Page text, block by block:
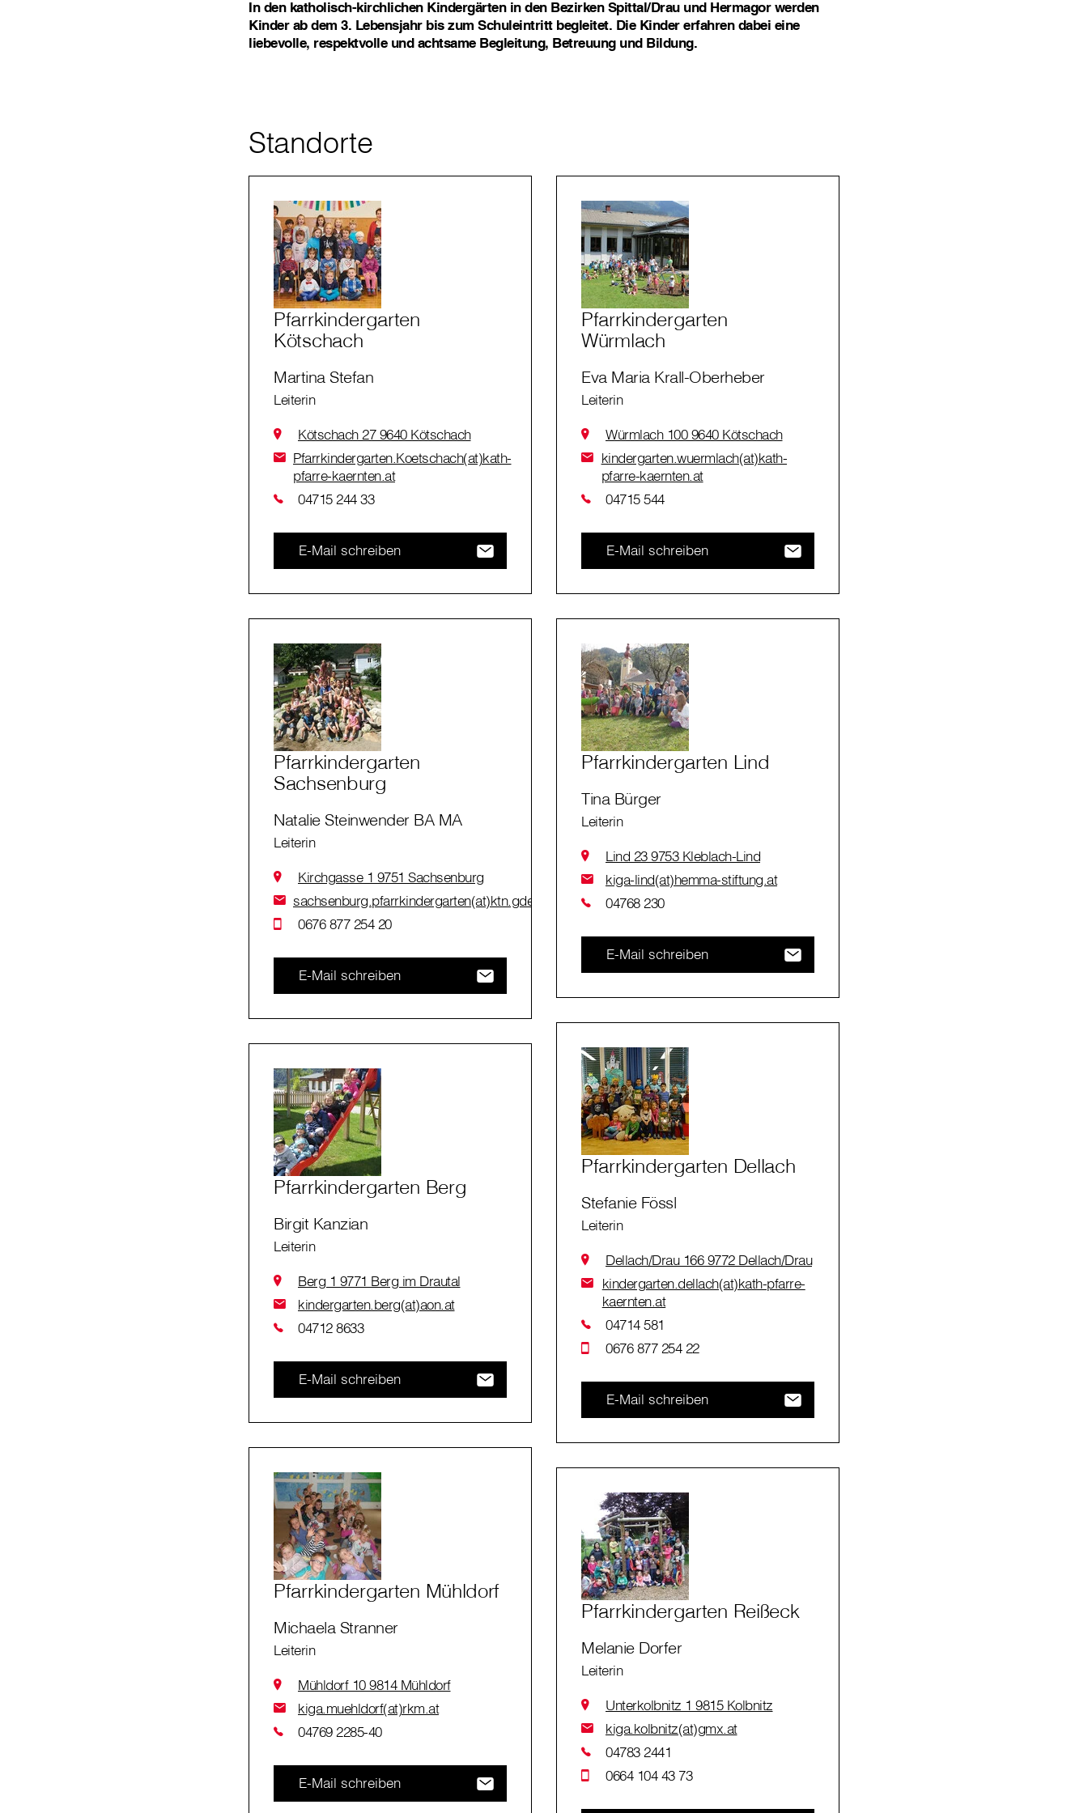
In den katholisch-kirchlichen Kindergärten in den Bezirken Spittal/Drau und Hermagor werden
Kinder ab dem 3. Lebensjahr bis zum Schuleintritt begleitet. Die Kinder erfahren dabei eine
liebevolle, respektvolle und achtsame Begleitung, Betreuung und Bildung.
Standorte
Pfarrkindergarten
Kötschach
Martina Stefan
Leiterin
Kötschach 27 9640 Kötschach
Pfarrkindergarten.Koetschach(at)kath-
pfarre-kaernten.at
04715 244 33
E-Mail schreiben
Pfarrkindergarten
Würmlach
Eva Maria Krall-Oberheber
Leiterin
Würmlach 100 9640 Kötschach
kindergarten.wuermlach(at)kath-
pfarre-kaernten.at
04715 544
E-Mail schreiben
Pfarrkindergarten
Sachsenburg
Natalie Steinwender BA MA
Leiterin
Kirchgasse 1 9751 Sachsenburg
sachsenburg.pfarrkindergarten(at)ktn.gde.at
0676 877 254 20
E-Mail schreiben
Pfarrkindergarten Lind
Tina Bürger
Leiterin
Lind 23 9753 Kleblach-Lind
kiga-lind(at)hemma-stiftung.at
04768 230
E-Mail schreiben
Pfarrkindergarten Berg
Birgit Kanzian
Leiterin
Berg 1 9771 Berg im Drautal
kindergarten.berg(at)aon.at
04712 8633
E-Mail schreiben
Pfarrkindergarten Dellach
Stefanie Fössl
Leiterin
Dellach/Drau 166 9772 Dellach/Drau
kindergarten.dellach(at)kath-pfarre-
kaernten.at
04714 581
0676 877 254 22
E-Mail schreiben
Pfarrkindergarten Mühldorf
Michaela Stranner
Leiterin
Mühldorf 10 9814 Mühldorf
kiga.muehldorf(at)rkm.at
04769 2285-40
E-Mail schreiben
Pfarrkindergarten Reißeck
Melanie Dorfer
Leiterin
Unterkolbnitz 1 9815 Kolbnitz
kiga.kolbnitz(at)gmx.at
04783 2441
0664 104 43 73